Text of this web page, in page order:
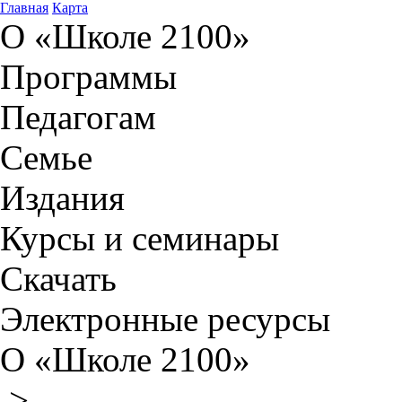
Главная Карта
О «Школе 2100»
Программы
Педагогам
Семье
Издания
Курсы и семинары
Скачать
Электронные ресурсы
О «Школе 2100»